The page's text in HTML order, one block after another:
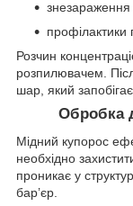
знезараження
профілактики
Розчин
розпилювачем.
шар, який запобігає
Обробка
Мідний купорос
необхідно
проникає у
бар’єр.